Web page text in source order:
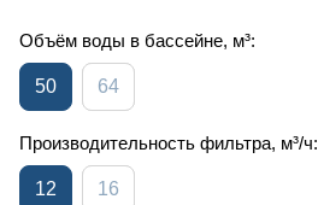
Объём воды в бассейне, м³:
50 64
Производительность фильтра, м³/ч:
12 16